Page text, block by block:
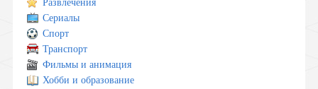
Развлечения
Сериалы
Спорт
Транспорт
Фильмы и анимация
Хобби и образование